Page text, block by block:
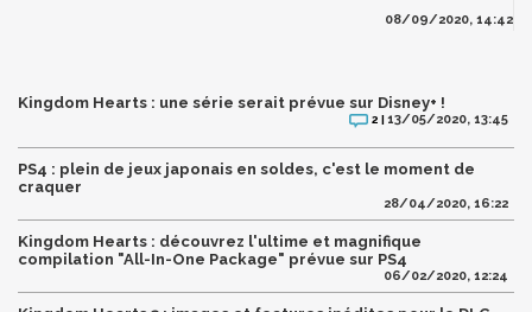
08/09/2020, 14:42
Kingdom Hearts : une série serait prévue sur Disney+ !
2 | 13/05/2020, 13:45
PS4 : plein de jeux japonais en soldes, c'est le moment de
craquer
28/04/2020, 16:22
Kingdom Hearts : découvrez l'ultime et magnifique
compilation "All-In-One Package" prévue sur PS4
06/02/2020, 12:24